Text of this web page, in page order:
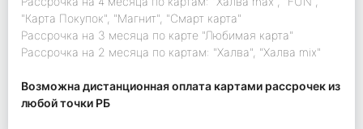
"Карта Покупок", "Магнит", "Смарт карта"
Рассрочка на 3 месяца по карте "Любимая карта"
Рассрочка на 2 месяца по картам: "Халва", "Халва mix"
Возможна дистанционная оплата картами рассрочек из
любой точки РБ